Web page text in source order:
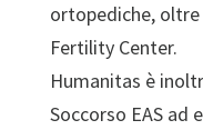
ortopediche, oltre
Fertility Center.
Humanitas è
Soccorso EAS ad